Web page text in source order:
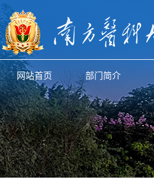
网站首页 部门简介